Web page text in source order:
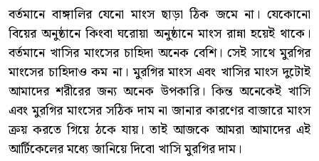
বর্তমানে বাঙ্গালির যেনো মাংস ছাড়া ঠিক জমে না। যেকোনো
বিয়ের অনুষ্ঠানে কিংবা ঘরোয়া অনুষ্ঠানে মাংস রান্না হয়েই থাকে।
বর্তমানে খাসির মাংসের চাহিদা অনেক বেশি। সেই সাথে মুরগির
মাংসের চাহিদাও কম না। মুরগির মাংস এবং খাসির মাংস দুটোই
আমাদের শরীরের জন্য অনেক উপকারি। কিন্ত অনেকেই খাসি
এবং মুরগির মাংসের সঠিক দাম না জানার কারণের বাজারে মাংস
ক্রয় করতে গিয়ে ঠকে যায়। তাই আজকে আমরা আমাদের এই
আর্টিকেলের মধ্যে জানিয়ে দিবো খাসি মুরগির দাম।